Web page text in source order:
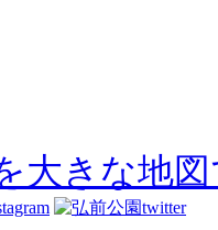
大きな地